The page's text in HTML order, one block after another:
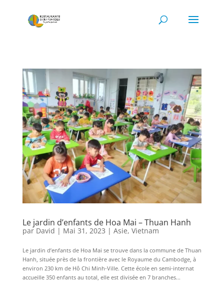
Le jardin d’enfants de Hoa Mai – Thuan Hanh
par David | Mai 31, 2023 | Asie, Vietnam
Le jardin d’enfants de Hoa Mai se trouve dans la commune de Thuan
Hanh, située près de la frontière avec le Royaume du Cambodge, à
environ 230 km de Hô Chi Minh-Ville. Cette école en semi-internat
accueille 350 enfants au total, elle est divisée en 7 branches...